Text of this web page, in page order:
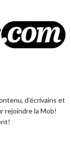
d’écrivains et
rejoindre la Mob!